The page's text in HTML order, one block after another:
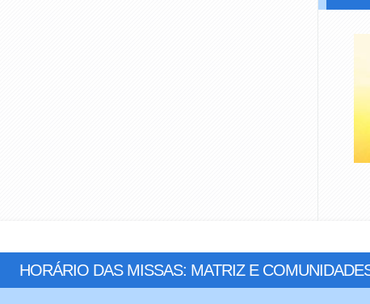
HORÁRIO DAS MISSAS: MATRIZ E